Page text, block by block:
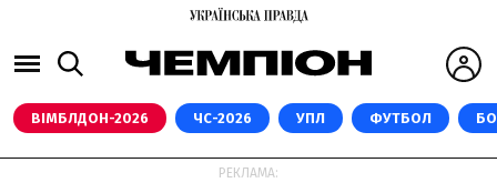
ВІМБЛДОН-2026 ЧС-2026 УПЛ ФУТБОЛ
РЕКЛАМА: